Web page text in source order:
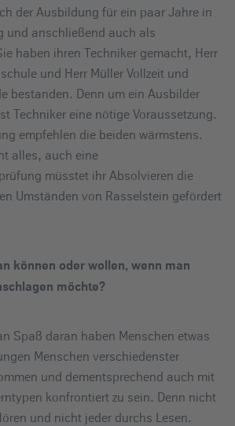
der Ausbildung für ein paar Jahre in
und anschließend auch als
haben ihren Techniker gemacht, Herr
und Herr Müller Vollzeit und
bestanden. Denn um ein Ausbilder
Techniker eine nötige Voraussetzung.
empfehlen die beiden wärmstens.
alles, auch eine
müsstet ihr Absolvieren die
Umständen von Rasselstein gefördert
können oder wollen, wenn man
möchte?
Spaß daran haben Menschen etwas
Menschen verschiedenster
und dementsprechend auch mit
konfrontiert zu sein. Denn nicht
und nicht jeder durchs Lesen.